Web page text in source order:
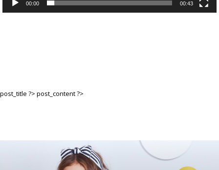
00:00 00:43
post_title ?> post_content ?>